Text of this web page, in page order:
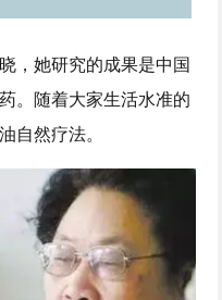
，她研究的成果是中国
。随着大家生活水准的
自然疗法。